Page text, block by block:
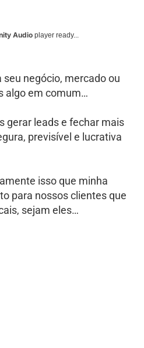
Audioplayer ready...
negócio, mercado ou
algo em comum…
gerar leads e fechar mais
previsível e lucrativa
isso que minha
para nossos clientes que
sejam eles…